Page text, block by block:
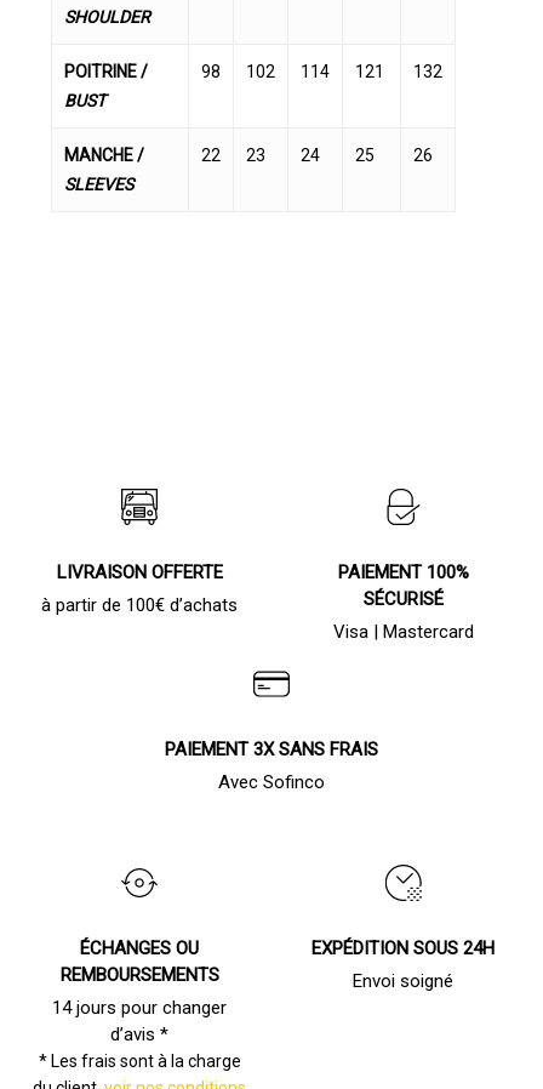
SHOULDER
POITRINE /
BUST
98 102 114 121 132
MANCHE /
SLEEVES
22 23 24 25 26
LIVRAISON OFFERTE
à partir de 100€ d’achats
PAIEMENT 100%
SÉCURISÉ
Visa | Mastercard
PAIEMENT 3X SANS FRAIS
Avec Sofinco
ÉCHANGES OU
REMBOURSEMENTS
14 jours pour changer
d’avis *
* Les frais sont à la charge
EXPÉDITION SOUS 24H
Envoi soigné